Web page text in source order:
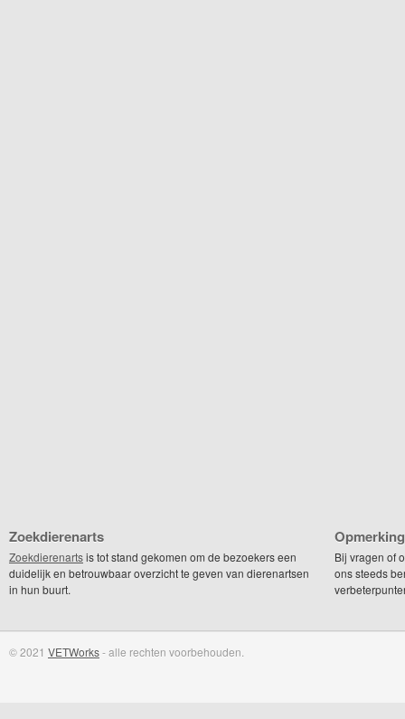
Zoekdierenarts
Zoekdierenartsis tot stand gekomen om de bezoekers een
duidelijk en betrouwbaar overzicht te geven van dierenartsen
in hun buurt.
Bij vragen of
ons steeds
© 2021 VETWorks- alle rechten voorbehouden.